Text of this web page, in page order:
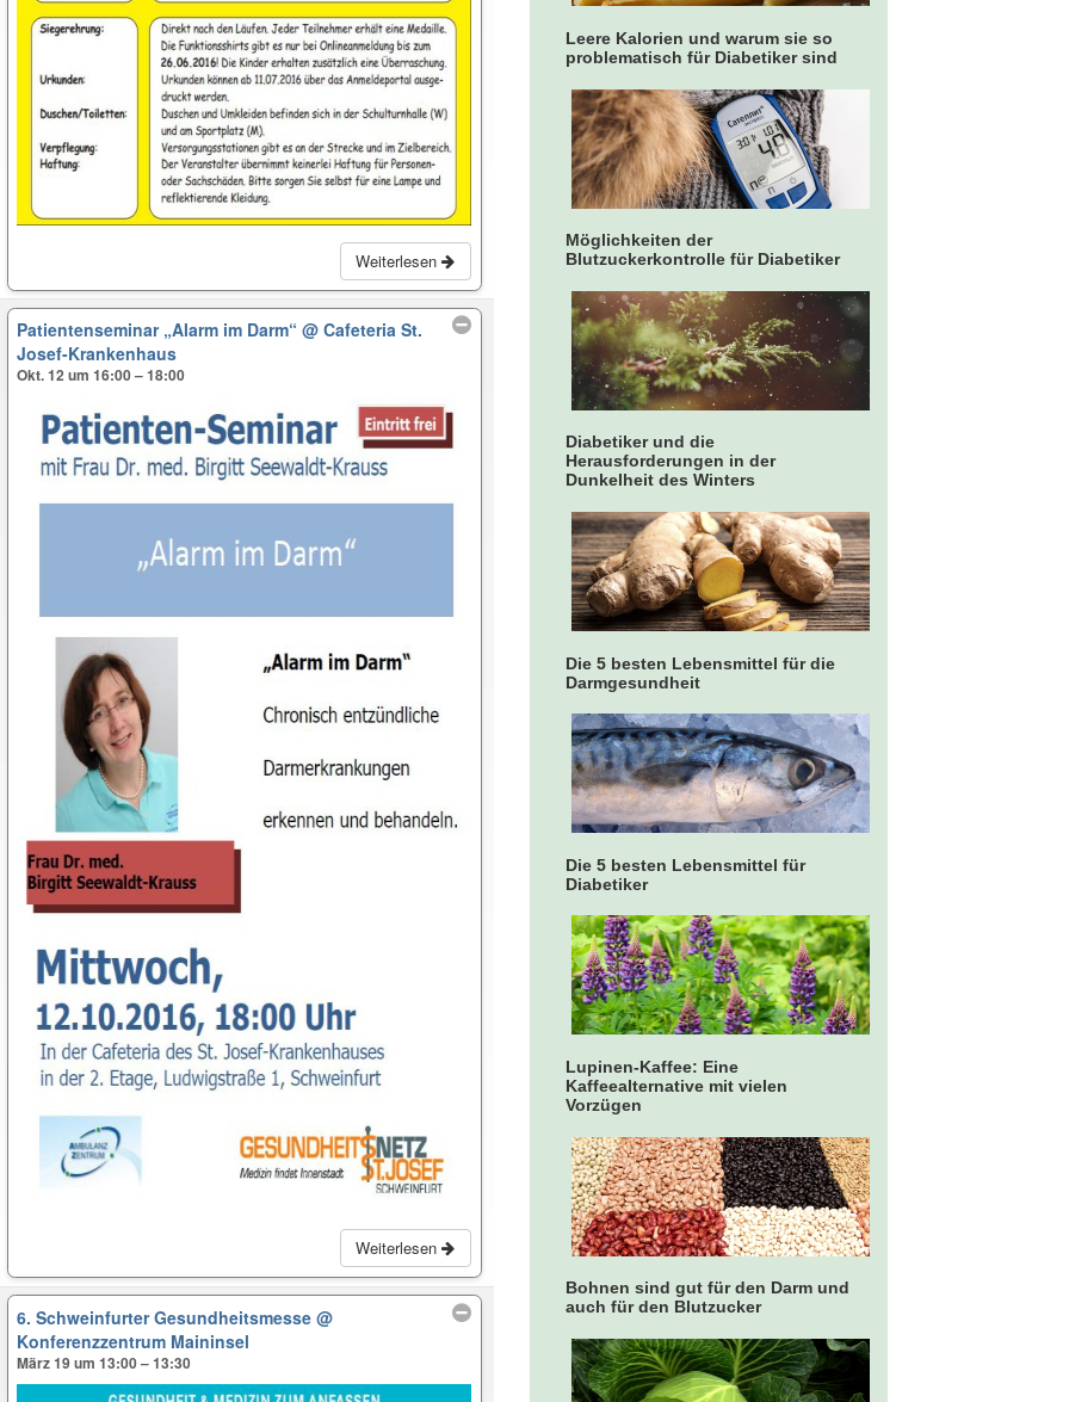
Weiterlesen
Patientenseminar „Alarm im Darm“@ Cafeteria St.
Josef-Krankenhaus
Okt. 12 um 16:00 – 18:00
Weiterlesen
6. Schweinfurter Gesundheitsmesse@
Konferenzzentrum Maininsel
März 19 um 13:00 – 13:30
Leere Kalorien und warum sie so
problematisch für Diabetiker sind
Möglichkeiten der
Blutzuckerkontrolle für Diabetiker
Diabetiker und die
Herausforderungen in der
Dunkelheit des Winters
Die 5 besten Lebensmittel für die
Darmgesundheit
Die 5 besten Lebensmittel für
Diabetiker
Lupinen-Kaffee: Eine
Kaffeealternative mit vielen
Vorzügen
Bohnen sind gut für den Darm und
auch für den Blutzucker